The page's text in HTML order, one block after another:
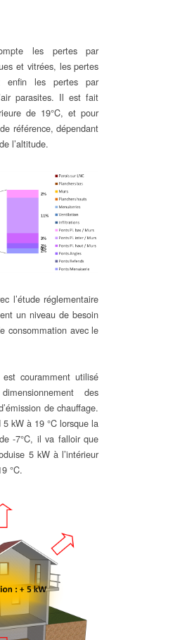
les pertes par
et vitrées, les pertes
enfin les pertes par
parasites. Il est fait
de 19°C, et pour
référence, dépendant
l’altitude.
l’étude réglementaire
un niveau de besoin
consommation avec le
couramment utilisé
des
de chauffage.
kW à 19 °C lorsque la
-7°C, il va falloir que
5 kW à l’intérieur
°C.